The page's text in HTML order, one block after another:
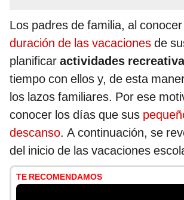
Los padres de familia, al conocer
duración de las vacaciones de
planificar actividades
tiempo con ellos y, de esta
los lazos familiares. Por ese
conocer los días que sus
descanso. A continuación, se
del inicio de las vacaciones
TE RECOMENDAMOS